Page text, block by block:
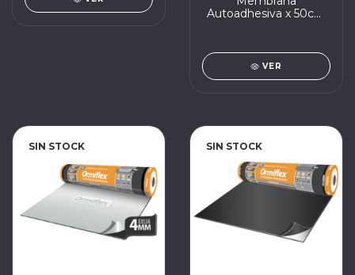
Autoadhesiva x 50cm
VER
SIN STOCK SIN STOCK